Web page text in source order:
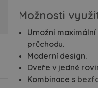
doplňky
inspirace z
Možnosti
Umožní
průchodu.
Moderní design.
Dveře v jedné
Kombinace s